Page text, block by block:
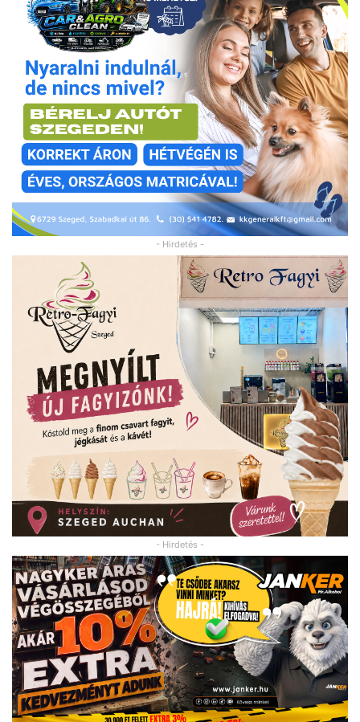
- Hirdetés -
- Hirdetés -